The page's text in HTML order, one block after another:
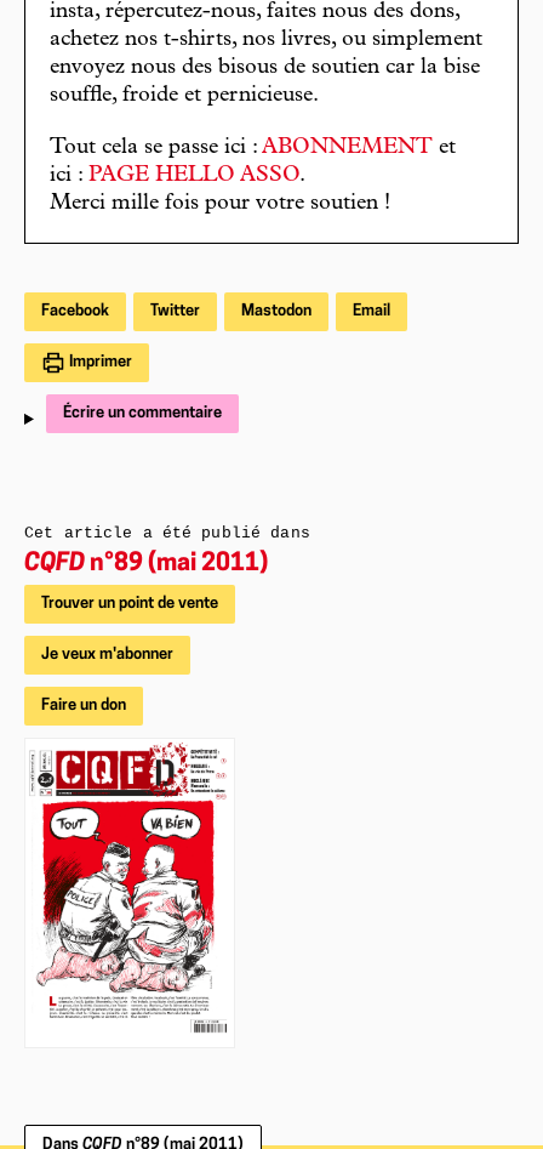
insta, répercutez-nous, faites nous des dons,
achetez nos t-shirts, nos livres, ou simplement
envoyez nous des bisous de soutien car la bise
souffle, froide et pernicieuse.
Tout cela se passe ici : ABONNEMENT et
ici : PAGE HELLO ASSO.
Merci mille fois pour votre soutien !
Facebook Twitter Mastodon Email
Imprimer
Écrire un commentaire
Cet article a été publié dans
CQFD n°89 (mai 2011)
Trouver un point de vente
Je veux m'abonner
Faire un don
Dans CQFD n°89 (mai 2011)